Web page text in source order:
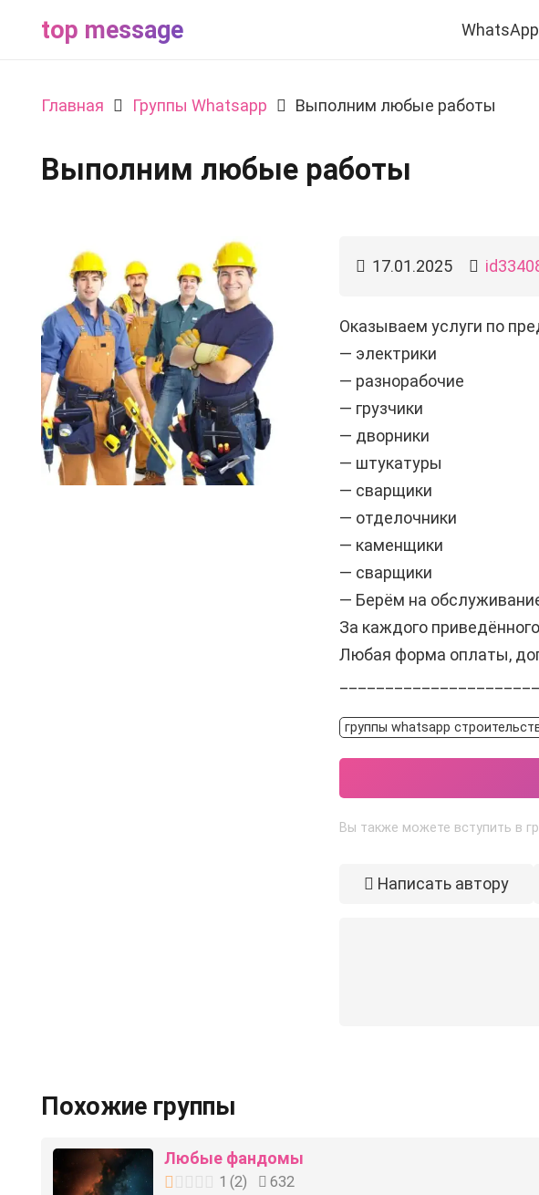
top message WhatsApp
Главная Группы Whatsapp Выполним любые работы
Выполним любые работы
17.01.2025
Оказываем услуги по
— электрики
— разнорабочие
— грузчики
— дворники
— штукатуры
— сварщики
— отделочники
— каменщики
— сварщики
— Берём на
За каждого
Любая форма оплаты,
группы whatsapp
Вы также можете вступить в
Написать автору
Похожие группы
Любые фандомы
1 (2)
632